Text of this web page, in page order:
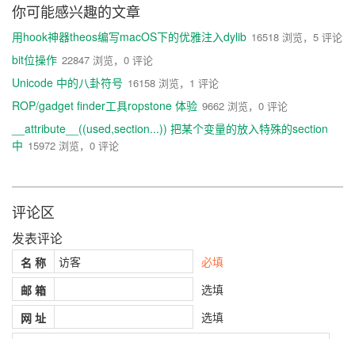
%orig 调用默认函数
你可能感兴趣的文章
用hook神器theos编写macOS下的优雅注入dylib 16518 浏览，5 评论
bit位操作 22847 浏览，0 评论
Unicode 中的八卦符号 16158 浏览，1 评论
ROP/gadget finder工具ropstone 体验 9662 浏览，0 评论
__attribute__((used,section...)) 把某个变量的放入特殊的section
中 15972 浏览，0 评论
评论区
发表评论
名 称
必填
邮 箱
选填
网 址
选填